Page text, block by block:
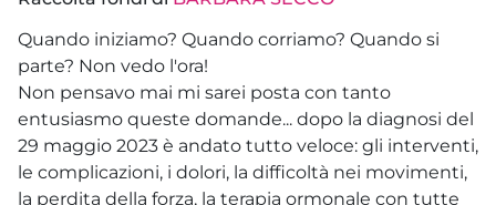
Quando iniziamo? Quando corriamo? Quando si
parte? Non vedo l'ora!
Non pensavo mai mi sarei posta con tanto
entusiasmo queste domande... dopo la diagnosi del
29 maggio 2023 è andato tutto veloce: gli interventi,
le complicazioni, i dolori, la difficoltà nei movimenti,
la perdita della forza, la terapia ormonale con tutte